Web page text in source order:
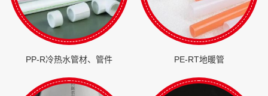
PP-R冷热水管材、管件 PE-RT地暖管